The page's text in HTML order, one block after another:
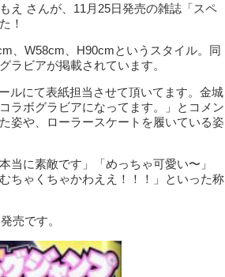
え さんが、11月25日発売の雑誌「スペ
！
、W58cm、H90cmというスタイル。同
ラビアが掲載されています。
ルにて表紙担当させて頂いてます。金城
ラボグラビアになってます。」とコメン
姿や、ローラースケートを履いている姿
当に素敵です」「めっちゃ可愛い〜」
ちゃくちゃかわええ！！！」といった称
売です。